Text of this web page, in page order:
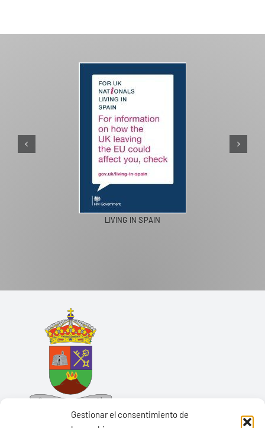
Gestionar el consentimiento de
LIVING IN SPAIN